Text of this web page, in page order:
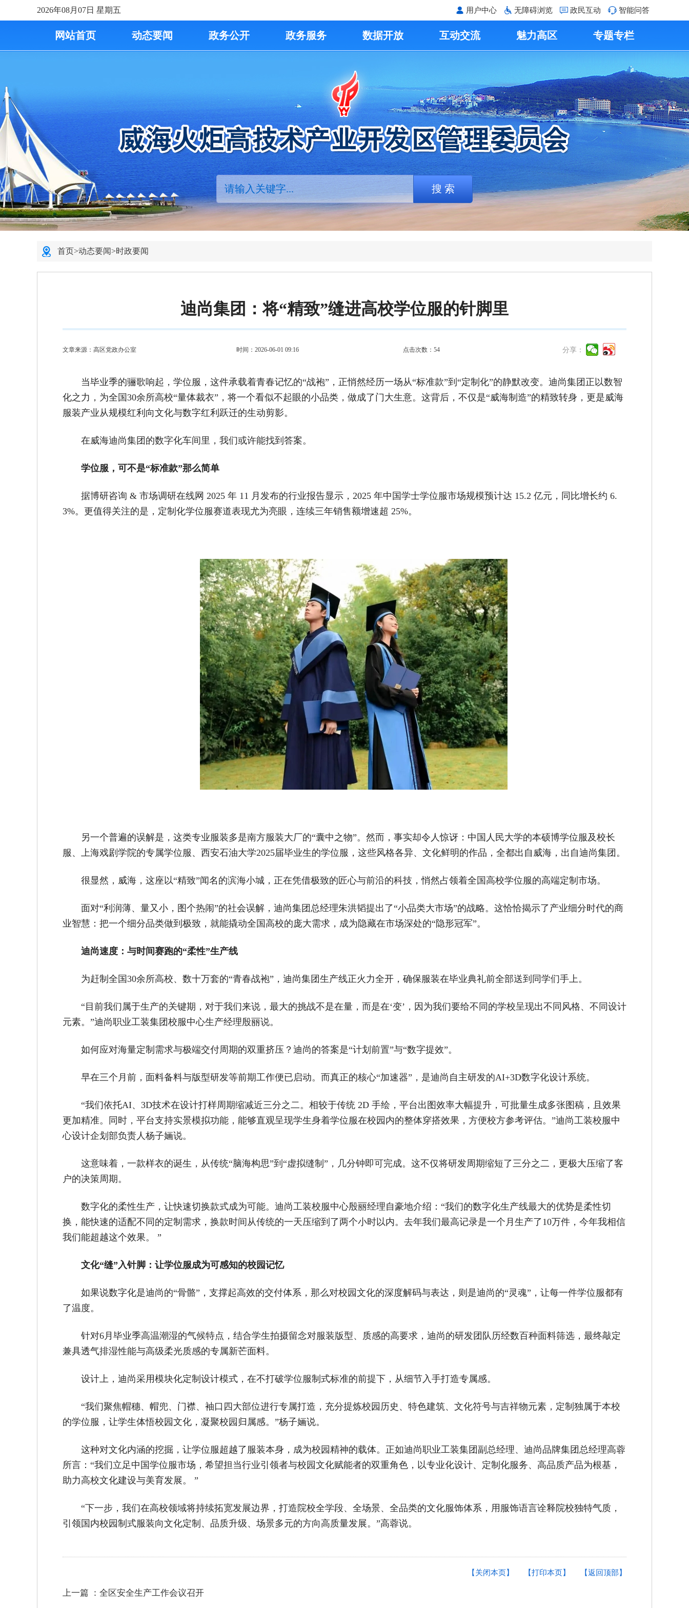
2026年08月07日 星期五 用户中心 无障碍浏览 政民互动 智能问答
网站首页 动态要闻 政务公开 政务服务 数据开放 互动交流 魅力高区 专题专栏
首页>动态要闻>时政要闻
迪尚集团：将“精致”缝进高校学位服的针脚里
文章来源：高区党政办公室 时间：2026-06-01 09:16 点击次数： 54 分享：
当毕业季的骊歌响起，学位服，这件承载着青春记忆的“战袍”，正悄然经历一场从“标准款”到“定制化”的静默改变。迪尚集团正以数智
化之力，为全国30余所高校“量体裁衣”，将一个看似不起眼的小品类，做成了门大生意。这背后，不仅是“威海制造”的精致转身，更是威海
服装产业从规模红利向文化与数字红利跃迁的生动剪影。
在威海迪尚集团的数字化车间里，我们或许能找到答案。
学位服，可不是“标准款”那么简单
据博研咨询 & 市场调研在线网 2025 年 11 月发布的行业报告显示，2025 年中国学士学位服市场规模预计达 15.2 亿元，同比增长约 6.
3%。更值得关注的是，定制化学位服赛道表现尤为亮眼，连续三年销售额增速超 25%。
另一个普遍的误解是，这类专业服装多是南方服装大厂的“囊中之物”。然而，事实却令人惊讶：中国人民大学的本硕博学位服及校长
服、上海戏剧学院的专属学位服、西安石油大学2025届毕业生的学位服，这些风格各异、文化鲜明的作品，全都出自威海，出自迪尚集团。
很显然，威海，这座以“精致”闻名的滨海小城，正在凭借极致的匠心与前沿的科技，悄然占领着全国高校学位服的高端定制市场。
面对“利润薄、量又小，图个热闹”的社会误解，迪尚集团总经理朱洪韬提出了“小品类大市场”的战略。这恰恰揭示了产业细分时代的商
业智慧：把一个细分品类做到极致，就能撬动全国高校的庞大需求，成为隐藏在市场深处的“隐形冠军”。
迪尚速度：与时间赛跑的“柔性”生产线
为赶制全国30余所高校、数十万套的“青春战袍”，迪尚集团生产线正火力全开，确保服装在毕业典礼前全部送到同学们手上。
“目前我们属于生产的关键期，对于我们来说，最大的挑战不是在量，而是在‘变’，因为我们要给不同的学校呈现出不同风格、不同设计
元素。”迪尚职业工装集团校服中心生产经理殷丽说。
如何应对海量定制需求与极端交付周期的双重挤压？迪尚的答案是“计划前置”与“数字提效”。
早在三个月前，面料备料与版型研发等前期工作便已启动。而真正的核心“加速器”，是迪尚自主研发的AI+3D数字化设计系统。
“我们依托AI、3D技术在设计打样周期缩减近三分之二。相较于传统 2D 手绘，平台出图效率大幅提升，可批量生成多张图稿，且效果
更加精准。同时，平台支持实景模拟功能，能够直观呈现学生身着学位服在校园内的整体穿搭效果，方便校方参考评估。”迪尚工装校服中
心设计企划部负责人杨子婳说。
这意味着，一款样衣的诞生，从传统“脑海构思”到“虚拟缝制”，几分钟即可完成。这不仅将研发周期缩短了三分之二，更极大压缩了客
户的决策周期。
数字化的柔性生产，让快速切换款式成为可能。迪尚工装校服中心殷丽经理自豪地介绍：“我们的数字化生产线最大的优势是柔性切
换，能快速的适配不同的定制需求，换款时间从传统的一天压缩到了两个小时以内。去年我们最高记录是一个月生产了10万件，今年我相信
我们能超越这个效果。 ”
文化“缝”入针脚：让学位服成为可感知的校园记忆
如果说数字化是迪尚的“骨骼”，支撑起高效的交付体系，那么对校园文化的深度解码与表达，则是迪尚的“灵魂”，让每一件学位服都有
了温度。
针对6月毕业季高温潮湿的气候特点，结合学生拍摄留念对服装版型、质感的高要求，迪尚的研发团队历经数百种面料筛选，最终敲定
兼具透气排湿性能与高级柔光质感的专属新芒面料。
设计上，迪尚采用模块化定制设计模式，在不打破学位服制式标准的前提下，从细节入手打造专属感。
“我们聚焦帽穗、帽兜、门襟、袖口四大部位进行专属打造，充分提炼校园历史、特色建筑、文化符号与吉祥物元素，定制独属于本校
的学位服，让学生体悟校园文化，凝聚校园归属感。”杨子婳说。
这种对文化内涵的挖掘，让学位服超越了服装本身，成为校园精神的载体。正如迪尚职业工装集团副总经理、迪尚品牌集团总经理高蓉
所言：“我们立足中国学位服市场，希望担当行业引领者与校园文化赋能者的双重角色，以专业化设计、定制化服务、高品质产品为根基，
助力高校文化建设与美育发展。 ”
“下一步，我们在高校领域将持续拓宽发展边界，打造院校全学段、全场景、全品类的文化服饰体系，用服饰语言诠释院校独特气质，
引领国内校园制式服装向文化定制、品质升级、场景多元的方向高质量发展。”高蓉说。
【关闭本页】 【打印本页】 【返回顶部】
上一篇 ： 全区安全生产工作会议召开